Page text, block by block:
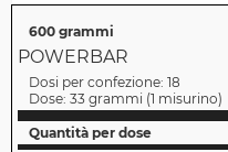
600 grammi
POWERBAR
Dosi per confezione: 18
Dose: 33 grammi (1 misurino)
Quantità per dose